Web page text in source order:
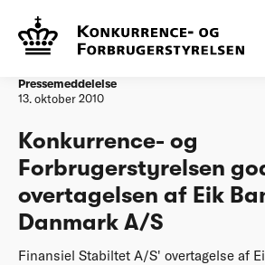
Forside
overtagelsen af Eik Bank Danmark
Pressemeddelelse
13. oktober 2010
Konkurrence- og
Forbrugerstyrelsen
overtagelsen af Eik
Danmark A/S
Finansiel Stabiltet A/S' overtagelse af